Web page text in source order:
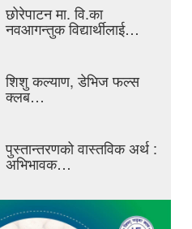
छोरेपाटन मा. वि.का
नवआगन्तुक विद्यार्थीलाई…
शिशु कल्याण, डेभिज फल्स
क्लब…
पुस्तान्तरणको वास्तविक अर्थ :
अभिभावक…